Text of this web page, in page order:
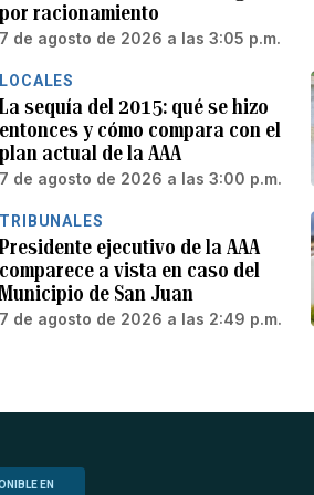
por racionamiento
7 de agosto de 2026 a las 3:05 p.m.
LOCALES
La sequía del 2015: qué se hizo
entonces y cómo compara con el
plan actual de la AAA
7 de agosto de 2026 a las 3:00 p.m.
TRIBUNALES
Presidente ejecutivo de la AAA
comparece a vista en caso del
Municipio de San Juan
7 de agosto de 2026 a las 2:49 p.m.
EN